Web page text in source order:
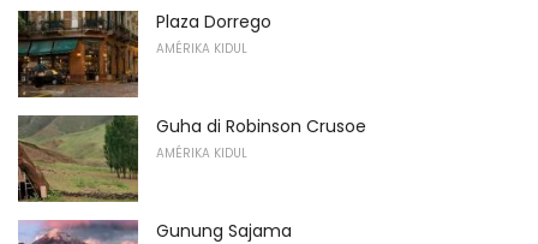
Plaza Dorrego
AMÉRIKA KIDUL
Guha di Robinson Crusoe
AMÉRIKA KIDUL
Gunung Sajama